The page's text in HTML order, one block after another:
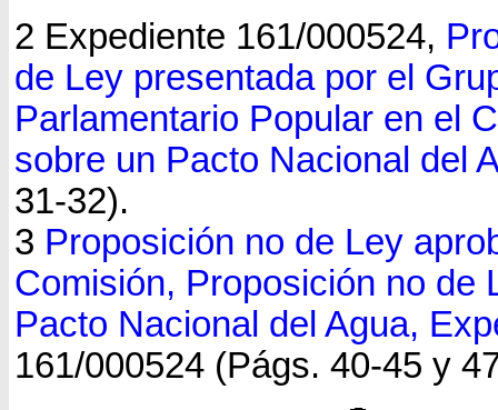
2 Expediente 161/000524,
de Ley presentada por el
Parlamentario Popular en el
sobre un Pacto Nacional del
31-32).
3 Proposición no de Ley
Comisión, Proposición no de
Pacto Nacional del Agua,
161/000524 (Págs. 40-45 y